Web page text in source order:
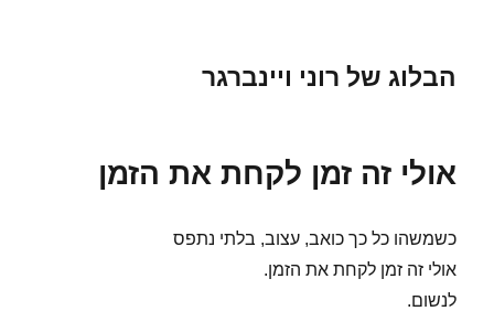
הבלוג של רוני ויינברגר
אולי זה זמן לקחת את הזמן
כשמשהו כל כך כואב, עצוב, בלתי נתפס
אולי זה זמן לקחת את הזמן.
לנשום.